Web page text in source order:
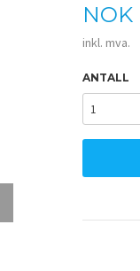
Pris
NOK
inkl. mva.
ANTALL